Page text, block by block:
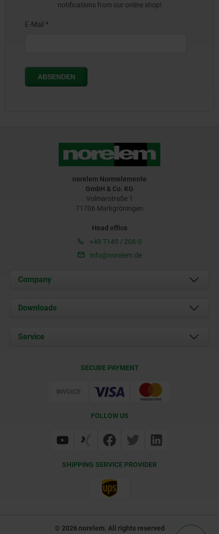
notifications from our online shop!
norelem Normelemente
GmbH & Co. KG
Volmarstraße 1
71706 Markgröningen
Head office
+49 7145 / 206-0
info@norelem.de
Company
About us
Career
Downloads
Service
Web Support
SECURE PAYMENT
FOLLOW US
SHIPPING SERVICE PROVIDER
© 2026 norelem. All rights reserved